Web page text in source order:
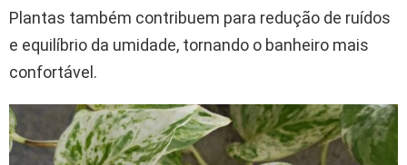
Plantas também contribuem para redução de ruídos
e equilíbrio da umidade, tornando o banheiro mais
confortável.